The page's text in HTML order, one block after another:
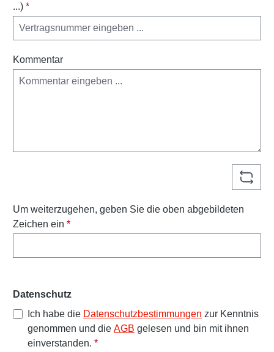
...) *
Kommentar
Um weiterzugehen, geben Sie die oben abgebildeten
Zeichen ein *
Datenschutz
Ich habe die Datenschutzbestimmungen zur Kenntnis
genommen und die AGB gelesen und bin mit ihnen
einverstanden. *